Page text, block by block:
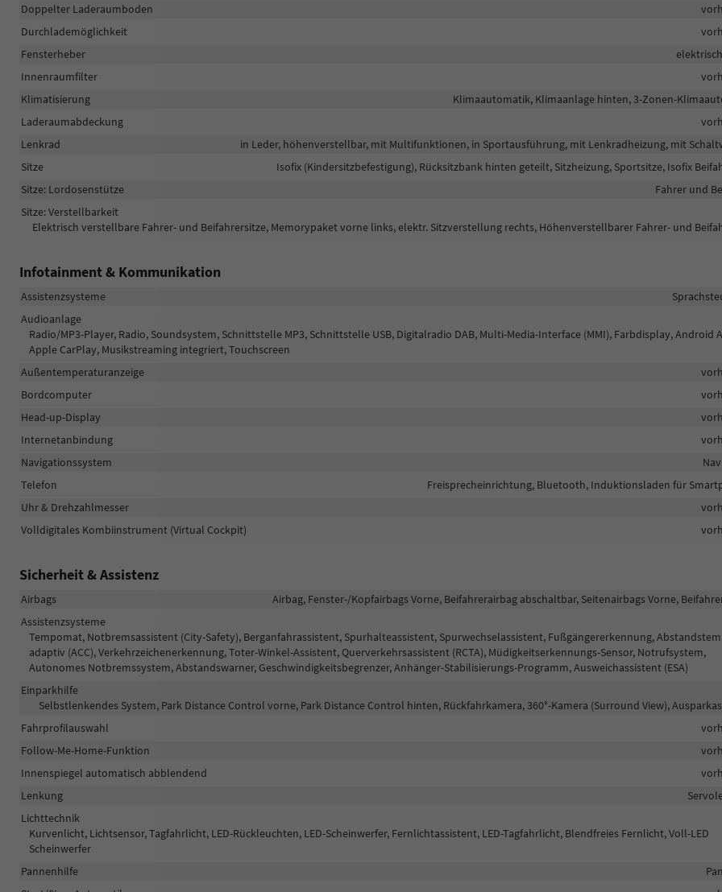
Doppelter Laderaumboden
Durchlademöglichkeit
Fensterheber
Innenraumfilter
Klimatisierung
Klimaautomatik, Klimaanlage hinten, 3-Zonen-
Laderaumabdeckung
Lenkrad
in Leder, höhenverstellbar, mit Multifunktionen, in Sportausführung, mit Lenkradheizung, mit
Sitze
Isofix (Kindersitzbefestigung), Rücksitzbank hinten geteilt, Sitzheizung, Sportsitze, Isofix
Sitze: Lordosenstütze
Fahrer und
Sitze: Verstellbarkeit
Elektrisch verstellbare Fahrer- und Beifahrersitze, Memorypaket vorne links, elektr. Sitzverstellung rechts, Höhenverstellbarer Fahrer- und
Infotainment & Kommunikation
Assistenzsysteme
Audioanlage
Radio/MP3-Player, Radio, Soundsystem, Schnittstelle MP3, Schnittstelle USB, Digitalradio DAB, Multi-Media-Interface (MMI), Farbdisplay, Android
Apple CarPlay, Musikstreaming integriert, Touchscreen
Außentemperaturanzeige
Bordcomputer
Head-up-Display
Internetanbindung
Navigationssystem
Telefon
Freisprecheinrichtung, Bluetooth, Induktionsladen für
Uhr & Drehzahlmesser
Volldigitales Kombiinstrument (Virtual Cockpit)
Sicherheit & Assistenz
Airbags
Airbag, Fenster-/Kopfairbags Vorne, Beifahrerairbag abschaltbar, Seitenairbags Vorne,
Assistenzsysteme
Tempomat, Notbremsassistent (City-Safety), Berganfahrassistent, Spurhalteassistent, Spurwechselassistent, Fußgängererkennung,
adaptiv (ACC), Verkehrzeichenerkennung, Toter-Winkel-Assistent, Querverkehrsassistent (RCTA), Müdigkeitserkennungs-Sensor, Notrufsystem,
Autonomes Notbremssystem, Abstandswarner, Geschwindigkeitsbegrenzer, Anhänger-Stabilisierungs-Programm, Ausweichassistent (ESA)
Einparkhilfe
Selbstlenkendes System, Park Distance Control vorne, Park Distance Control hinten, Rückfahrkamera, 360°-Kamera (Surround View),
Fahrprofilauswahl
Follow-Me-Home-Funktion
Innenspiegel automatisch abblendend
Lenkung
Lichttechnik
Kurvenlicht, Lichtsensor, Tagfahrlicht, LED-Rückleuchten, LED-Scheinwerfer, Fernlichtassistent, LED-Tagfahrlicht, Blendfreies Fernlicht, Voll-LED
Scheinwerfer
Pannenhilfe